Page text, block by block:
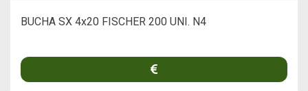
BUCHA SX 4x20 FISCHER 200 UNI. N4